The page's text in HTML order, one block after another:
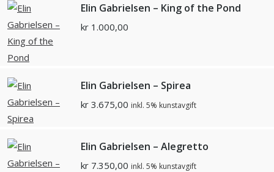
Elin Gabrielsen – King of the Pond
kr 1.000,00
Elin Gabrielsen – Spirea
kr 3.675,00 inkl. 5% kunstavgift
Elin Gabrielsen – Alegretto
kr 7.350,00 inkl. 5% kunstavgift